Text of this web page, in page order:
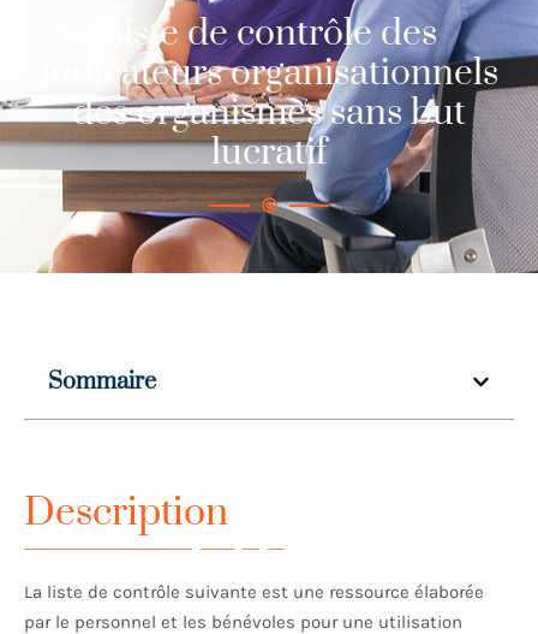
Liste de contrôle des
indicateurs organisationnels
des organismes sans but
lucratif
Sommaire
Description
La liste de contrôle suivante est une ressource élaborée
par le personnel et les bénévoles pour une utilisation